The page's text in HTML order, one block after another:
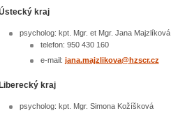
kraj
psycholog: kpt. Mgr. et Mgr. Jana Majzlíková
telefon: 950 430 160
e-mail: jana.majzlikova@hzscr.cz
kraj
psycholog: kpt. Mgr. Simona Kožíšková